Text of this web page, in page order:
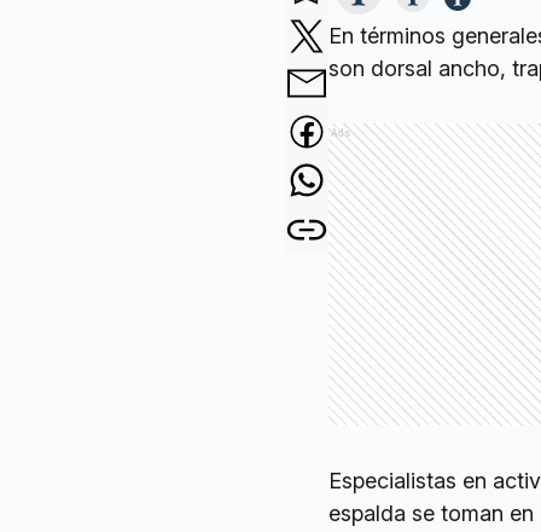
En términos
son dorsal ancho,
Ads
Especialistas en
espalda se toman